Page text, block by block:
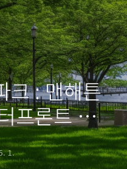
크 : 맨해튼
프론트 오
1.